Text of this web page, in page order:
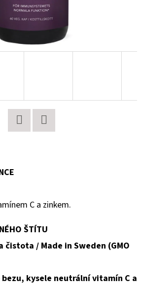
C a zinkem.
ŠTÍTU
čistota / Made in Sweden (GMO
kysele neutrální vitamín C a